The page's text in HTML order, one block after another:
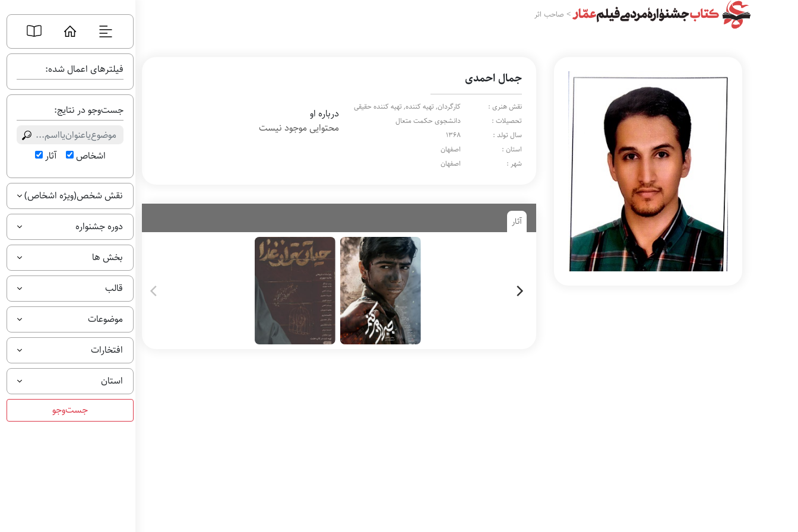
فیلترهای اعمال شده:
جست‌وجو در نتایج:
اشخاص آثار
نقش شخص(ویژه اشخاص)
دوره جشنواره
بخش ها
قالب
موضوعات
افتخارات
استان
> صاحب اثر
جمال احمدی
نقش هنری :
کارگردان, تهیه کننده, تهیه کننده حقیقی
تحصیلات :
دانشجوی حکمت متعال
سال تولد :
1368
استان :
اصفهان
شهر :
اصفهان
درباره او
محتوایی موجود نیست
آثار